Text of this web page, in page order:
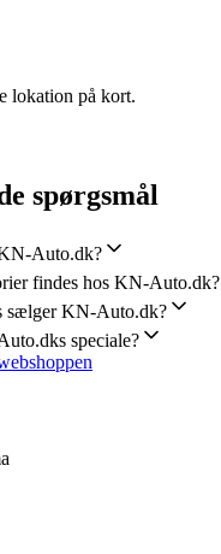
lokation på kort.
spørgsmål
Auto.dk?
findes hos KN-Auto.dk?
sælger KN-Auto.dk?
speciale?